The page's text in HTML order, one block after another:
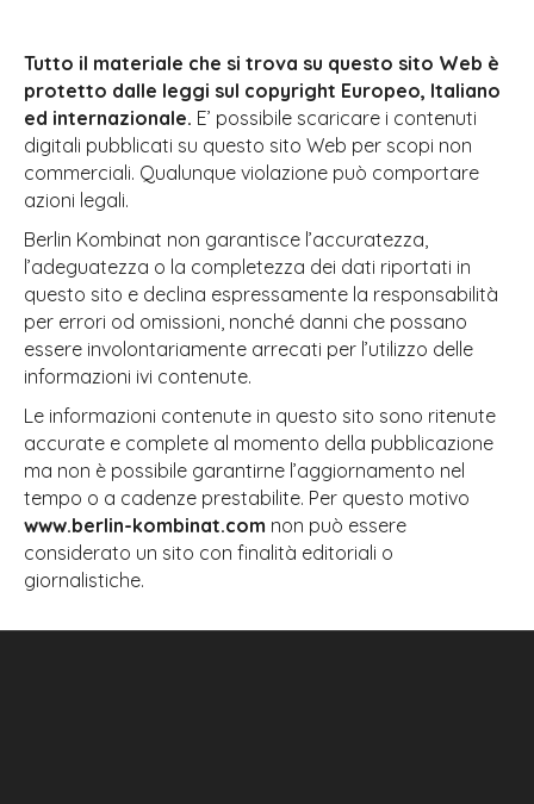
Tutto il materiale che si trova su questo sito Web è
protetto dalle leggi sul copyright Europeo, Italiano
ed internazionale. E’ possibile scaricare i contenuti
digitali pubblicati su questo sito Web per scopi non
commerciali. Qualunque violazione può comportare
azioni legali.
Berlin Kombinat non garantisce l’accuratezza,
l’adeguatezza o la completezza dei dati riportati in
questo sito e declina espressamente la responsabilità
per errori od omissioni, nonché danni che possano
essere involontariamente arrecati per l’utilizzo delle
informazioni ivi contenute.
Le informazioni contenute in questo sito sono ritenute
accurate e complete al momento della pubblicazione
ma non è possibile garantirne l’aggiornamento nel
tempo o a cadenze prestabilite. Per questo motivo
www.berlin-kombinat.com non può essere
considerato un sito con finalità editoriali o
giornalistiche.